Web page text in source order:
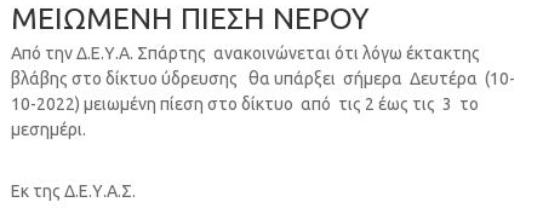
ΜΕΙΩΜΕΝΗ ΠΙΕΣΗ ΝΕΡΟΥ
Από την Δ.Ε.Υ.Α. Σπάρτης ανακοινώνεται ότι λόγω έκτακτης
βλάβης στο δίκτυο ύδρευσης θα υπάρξει σήμερα Δευτέρα (10-
10-2022) μειωμένη πίεση στο δίκτυο από τις 2 έως τις 3 το
μεσημέρι.
Εκ της Δ.Ε.Υ.Α.Σ.